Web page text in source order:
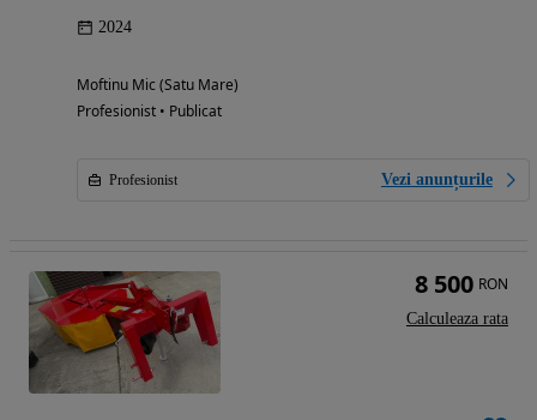
2024
Moftinu Mic (Satu Mare)
Profesionist • Publicat
Profesionist Vezi anunțurile
8 500 RON
Calculeaza rata